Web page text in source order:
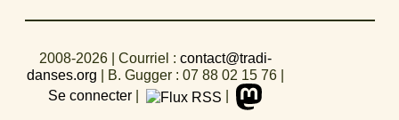
2008-2026 | Courriel : contact@tradi-
danses.org
B. Gugger : 07 88 02 15 76
Se connecter